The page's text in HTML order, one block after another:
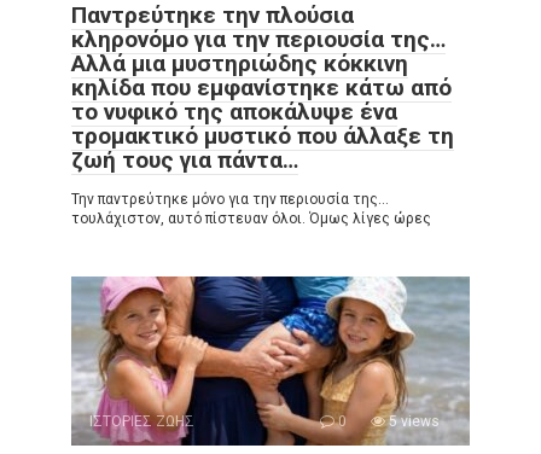
Παντρεύτηκε την πλούσια
κληρονόμο για την περιουσία της…
Αλλά μια μυστηριώδης κόκκινη
κηλίδα που εμφανίστηκε κάτω από
το νυφικό της αποκάλυψε ένα
τρομακτικό μυστικό που άλλαξε τη
ζωή τους για πάντα…
Την παντρεύτηκε μόνο για την περιουσία της…
τουλάχιστον, αυτό πίστευαν όλοι. Όμως λίγες ώρες
ΙΣΤΟΡΙΕΣ ΖΩΗΣ 0 5 views